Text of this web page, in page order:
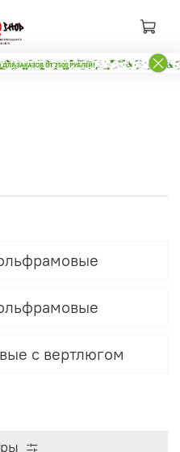
с вертлюгом